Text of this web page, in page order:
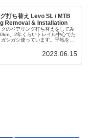
打ち替え Levo SL / MTB
Removal & Installation
のベアリング打ち替えをしてみ
、2年くらいトレイル中心でた
シガシ使っています。平地を走
2023.06.15